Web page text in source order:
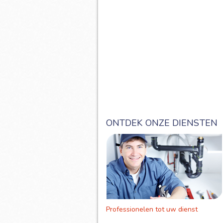
ONTDEK ONZE DIENSTEN
Professionelen tot uw dienst